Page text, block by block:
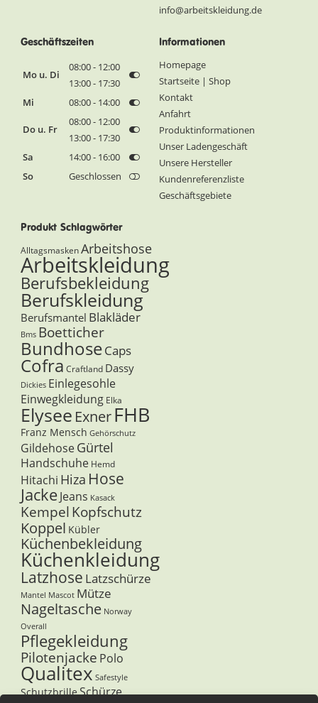
info@arbeitskleidung.de
Geschäftszeiten
Mo u. Di
08:00 - 12:00
13:00 - 17:30
Mi
08:00 - 14:00
Do u. Fr
08:00 - 12:00
13:00 - 17:30
Sa
14:00 - 16:00
So
Geschlossen
Informationen
Homepage
Startseite | Shop
Kontakt
Anfahrt
Produktinformationen
Unser Ladengeschäft
Unsere Hersteller
Kundenreferenzliste
Geschäftsgebiete
Produkt Schlagwörter
Alltagsmasken Arbeitshose
Arbeitskleidung
Berufsbekleidung
Berufskleidung
Berufsmantel Blakläder
Bms Boetticher
BundhoseCaps
Cofra Craftland Dassy
Dickies Einlegesohle
Einwegkleidung Elka
Elysee ExnerFHB
Franz Mensch Gehörschutz
GildehoseGürtel
Handschuhe Hemd
Hitachi Hiza Hose
JackeJeans Kasack
Kempel Kopfschutz
Koppel Kübler
Küchenbekleidung
Küchenkleidung
Latzhose Latzschürze
Mantel Mascot Mütze
Nageltasche Norway
Overall
Pflegekleidung
Pilotenjacke Polo
Qualitex Safestyle
SchutzbrilleSchürze